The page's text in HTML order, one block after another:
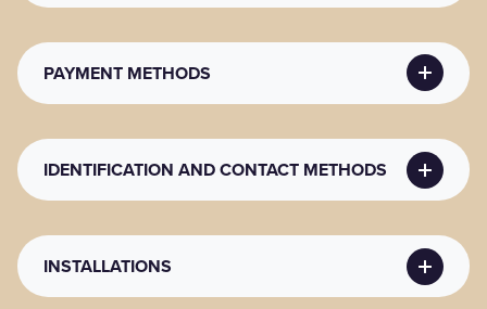
NAUTICAL SPORTS ACTIVITIES
Nautical sports activities
PAYMENT METHODS
PAYMENT METHODS
Payment method : Direct payment, Master Card, Visa
IDENTIFICATION AND CONTACT METHODS
PUBLIC CONTACT METHODS
Contact details:
commentaires@maisonparcdelormier.com
INSTALLATIONS